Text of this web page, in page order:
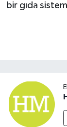
bir gıda